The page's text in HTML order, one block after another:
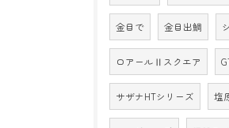
金目で 金目出鯛
ロアールⅡスクエア
サザナHTシリーズ 塩